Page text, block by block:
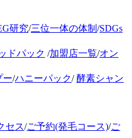
研究/三位一体の体制 /SDGs
ドパック /加盟店一覧/オン
ー/ハニーパック/酵素シャン
セス/ご予約(発毛コース)/ご